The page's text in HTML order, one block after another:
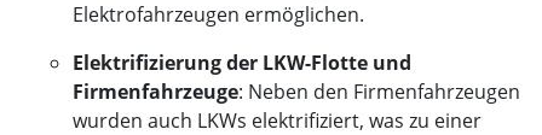
Elektrofahrzeugen ermöglichen.
Elektrifizierung der LKW-Flotte und
Firmenfahrzeuge: Neben den Firmenfahrzeugen
wurden auch LKWs elektrifiziert, was zu einer